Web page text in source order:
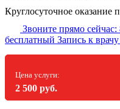
Круглосуточное
Звоните прямо сейчас:
бесплатный Запись к
Цена услуги:
2 500 руб.